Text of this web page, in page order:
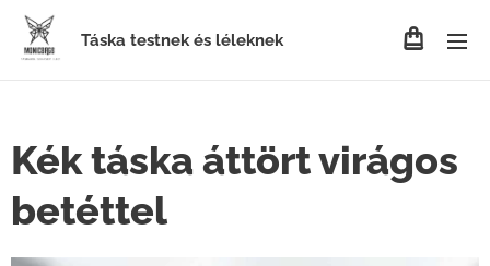
Táska testnek és léleknek
Kék táska áttört virágos
betéttel